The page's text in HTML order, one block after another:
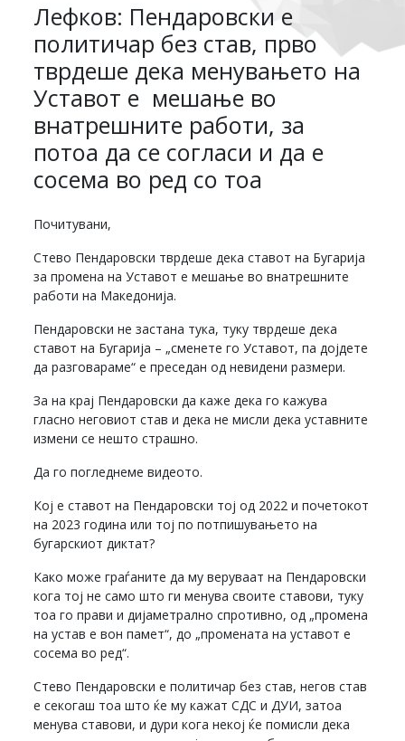
Лефков: Пендаровски е
политичар без став, прво
тврдеше дека менувањето на
Уставот е мешање во
внатрешните работи, за
потоа да се согласи и да е
сосема во ред со тоа
Почитувани,
Стево Пендаровски тврдеше дека ставот на Бугарија
за промена на Уставот е мешање во внатрешните
работи на Македонија.
Пендаровски не застана тука, туку тврдеше дека
ставот на Бугарија – „сменете го Уставот, па дојдете
да разговараме“ е преседан од невидени размери.
За на крај Пендаровски да каже дека го кажува
гласно неговиот став и дека не мисли дека уставните
измени се нешто страшно.
Да го погледнеме видеото.
Кој е ставот на Пендаровски тој од 2022 и почетокот
на 2023 година или тој по потпишувањето на
бугарскиот диктат?
Како може граѓаните да му веруваат на Пендаровски
кога тој не само што ги менува своите ставови, туку
тоа го прави и дијаметрално спротивно, од „промена
на устав е вон памет“, до „промената на уставот е
сосема во ред“.
Стево Пендаровски е политичар без став, негов став
е секогаш тоа што ќе му кажат СДС и ДУИ, затоа
менува ставови, и дури кога некој ќе помисли дека